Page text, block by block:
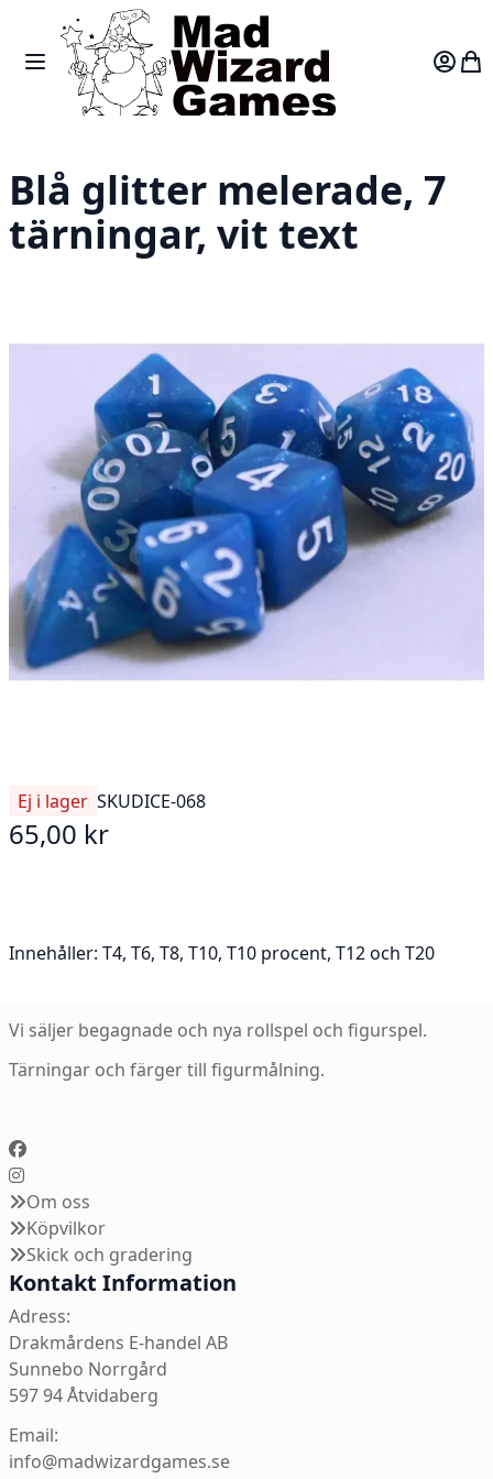
Skip to Content
Toggle Nav
Blå glitter melerade, 7
tärningar, vit text
Ej i lager SKUDICE-068
65,00 kr
Innehåller: T4, T6, T8, T10, T10 procent, T12 och T20
Vi säljer begagnade och nya rollspel och figurspel.
Tärningar och färger till figurmålning.
Om oss
Köpvilkor
Skick och gradering
Kontakt Information
Adress:
Drakmårdens E-handel AB
Sunnebo Norrgård
597 94 Åtvidaberg
Email:
info@madwizardgames.se